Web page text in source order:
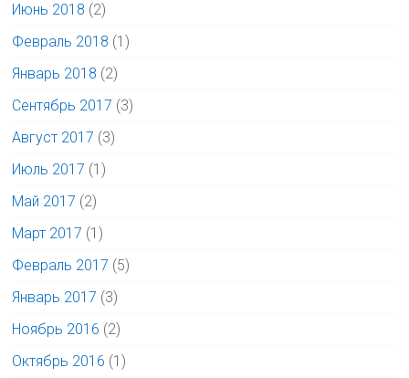
Июнь 2018 (2)
Февраль 2018 (1)
Январь 2018 (2)
Сентябрь 2017 (3)
Август 2017 (3)
Июль 2017 (1)
Май 2017 (2)
Март 2017 (1)
Февраль 2017 (5)
Январь 2017 (3)
Ноябрь 2016 (2)
Октябрь 2016 (1)